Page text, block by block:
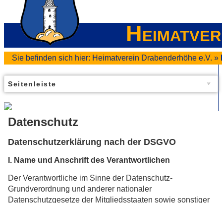
Sie befinden sich hier: Heimatverein Drabenderhöhe e.V. »
Seitenleiste
Datenschutz
Datenschutzerklärung nach der DSGVO
I. Name und Anschrift des Verantwortlichen
Der Verantwortliche im Sinne der Datenschutz-
Grundverordnung und anderer nationaler
Datenschutzgesetze der Mitgliedsstaaten sowie sonstiger